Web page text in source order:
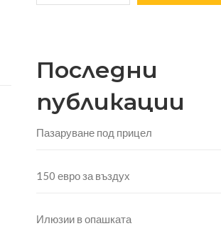
Последни
публикации
Пазаруване под прицел
150 евро за въздух
Илюзии в опашката